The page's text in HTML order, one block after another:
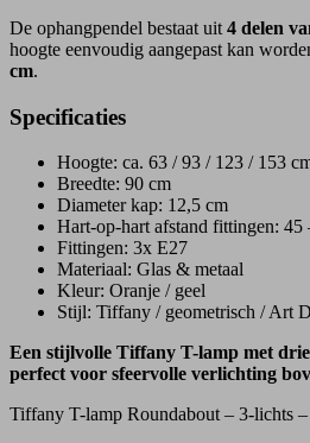
De ophangpendel bestaat uit 4 delen
hoogte eenvoudig aangepast kan
cm.
Specificaties
Hoogte: ca. 63 / 93 / 123 / 153
Breedte: 90 cm
Diameter kap: 12,5 cm
Hart-op-hart afstand fittingen: 45
Fittingen: 3x E27
Materiaal: Glas & metaal
Kleur: Oranje / geel
Stijl: Tiffany / geometrisch / Art
Een stijlvolle Tiffany T-lamp met
perfect voor sfeervolle verlichting
Tiffany T-lamp Roundabout – 3-lichts